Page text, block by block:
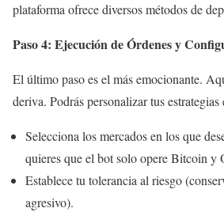
plataforma ofrece diversos métodos de
Paso 4: Ejecución de Órdenes y
El último paso es el más emocionante.
deriva. Podrás personalizar tus
Selecciona los mercados en los que
quieres que el bot solo opere Bitcoin y
Establece tu tolerancia al riesgo
agresivo).